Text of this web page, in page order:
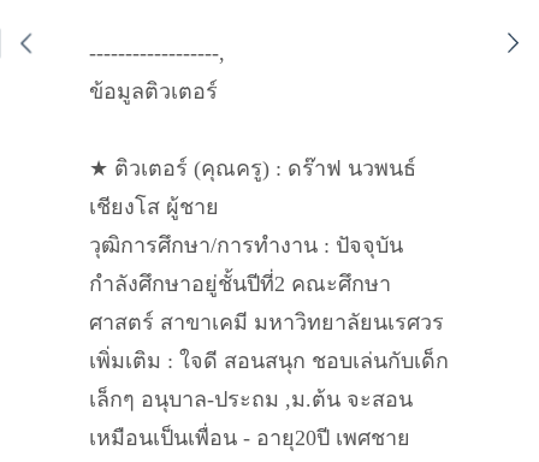
------------------,
ข้อมูลติวเตอร์
★ ติวเตอร์ (คุณครู) : ดร๊าฟ นวพนธ์
เชียงโส ผู้ชาย
วุฒิการศึกษา/การทำงาน : ปัจจุบัน
กำลังศึกษาอยู่ชั้นปีที่2 คณะศึกษา
ศาสตร์ สาขาเคมี มหาวิทยาลัยนเรศวร
เพิ่มเติม : ใจดี สอนสนุก ชอบเล่นกับเด็ก
เล็กๆ อนุบาล-ประถม ,ม.ต้น จะสอน
เหมือนเป็นเพื่อน - อายุ20ปี เพศชาย